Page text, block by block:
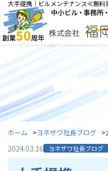
大手提携｜ビルメンテナンス≪無
ヨネザ
ホーム ヨネザワ社長ブログ
2024.03.16 ヨネザワ社長ブログ